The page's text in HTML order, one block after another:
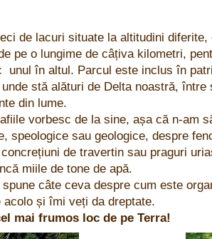
de lacuri situate la altitudini
pe o lungime de câțiva kilometri,
unul în altul. Parcul este inclus în
unde stă alături de Delta noastră, între
din lume.
vorbesc de la sine, așa că n-am
speologice sau geologice, despre
de travertin sau praguri
miile de tone de apă.
câte ceva despre cum este
acolo și îmi veți da dreptate.
mai frumos loc de pe Terra!